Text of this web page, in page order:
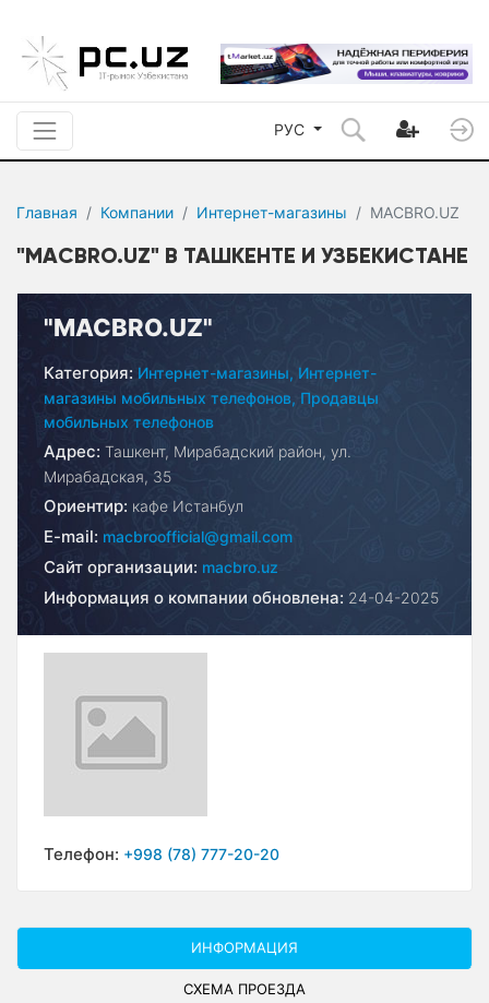
РУС
Главная Компании Интернет-магазины MACBRO.UZ
"MACBRO.UZ" В ТАШКЕНТЕ И УЗБЕКИСТАНЕ
"MACBRO.UZ"
Категория: Интернет-магазины, Интернет-
магазины мобильных телефонов, Продавцы
мобильных телефонов
Адрес: Ташкент, Мирабадский район, ул.
Мирабадская, 35
Ориентир: кафе Истанбул
E-mail: macbroofficial@gmail.com
Сайт организации: macbro.uz
Информация о компании обновлена: 24-04-2025
Телефон: +998 (78) 777-20-20
ИНФОРМАЦИЯ
СХЕМА ПРОЕЗДА